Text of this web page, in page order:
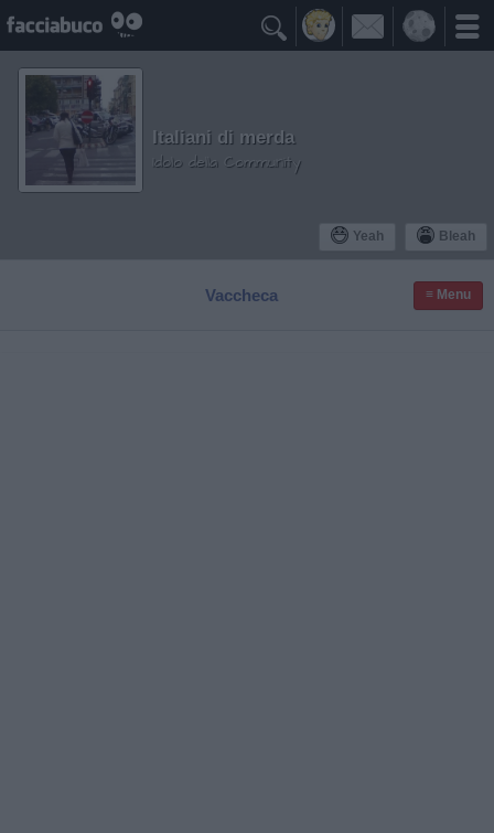

Yeah Bleah
Italiani di merda
Idolo della Community
Vaccheca ≡ Menu